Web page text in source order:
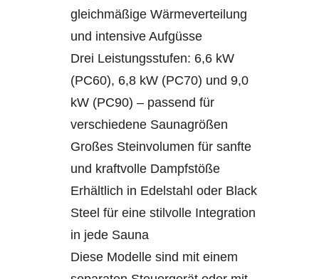
gleichmäßige Wärmeverteilung
und intensive Aufgüsse
Drei Leistungsstufen: 6,6 kW
(PC60), 6,8 kW (PC70) und 9,0
kW (PC90) – passend für
verschiedene Saunagrößen
Großes Steinvolumen für sanfte
und kraftvolle Dampfstöße
Erhältlich in Edelstahl oder Black
Steel für eine stilvolle Integration
in jede Sauna
Diese Modelle sind mit einem